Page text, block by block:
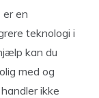
en
teknologi i
kan du
med og
ikke